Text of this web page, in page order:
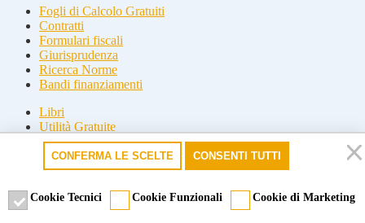
Fogli di Calcolo Gratuiti
Contratti
Formulari fiscali
Giurisprudenza
Ricerca Norme
Bandi finanziamenti
Libri
Utilità Gratuite
Guide fiscali
Seguici
Seguici
CONFERMA LE SCELTE CONSENTI TUTTI
Cookie Tecnici Cookie Funzionali Cookie di Marketing